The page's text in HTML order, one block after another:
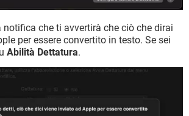
che ti avvertirà che ciò che dirai
per essere convertito in testo. Se sei
Abilità Dettatura.